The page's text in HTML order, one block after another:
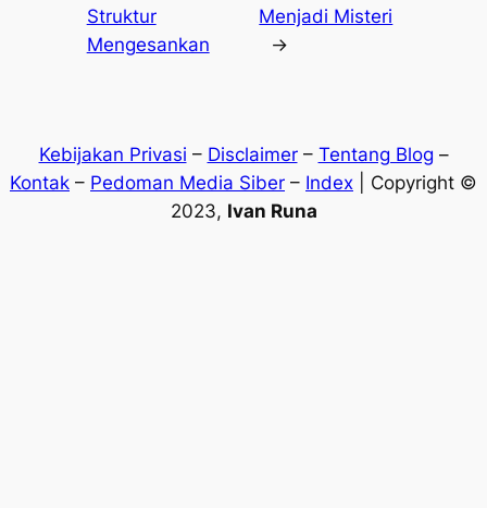
Struktur
Mengesankan
Menjadi Misteri
→
Kebijakan Privasi – Disclaimer– Tentang Blog –
Kontak – Pedoman Media Siber – Index | Copyright ©
2023, Ivan Runa